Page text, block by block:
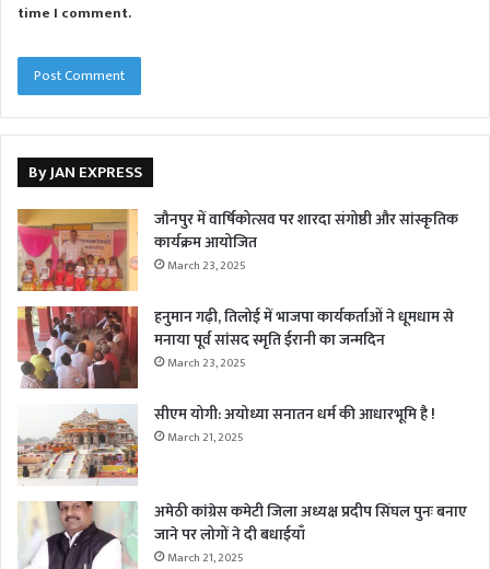
time I comment.
By JAN EXPRESS
जौनपुर में वार्षिकोत्सव पर शारदा संगोष्ठी और सांस्कृतिक
कार्यक्रम आयोजित
March 23, 2025
हनुमान गढ़ी, तिलोई में भाजपा कार्यकर्ताओं ने धूमधाम से
मनाया पूर्व सांसद स्मृति ईरानी का जन्मदिन
March 23, 2025
सीएम योगी: अयोध्या सनातन धर्म की आधारभूमि है !
March 21, 2025
अमेठी कांग्रेस कमेटी जिला अध्यक्ष प्रदीप सिंघल पुनः बनाए
जाने पर लोगों ने दी बधाईयाँ
March 21, 2025